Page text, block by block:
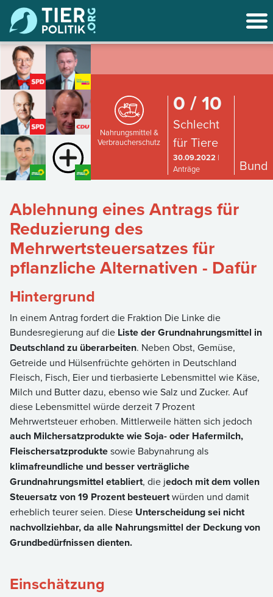
Nahrungsmittel &
Verbraucherschutz
0 / 10
Schlecht
für Tiere
30.09.2022 |
Anträge
Bund
Ablehnung eines Antrags für
Reduzierung des
Mehrwertsteuersatzes für
pflanzliche Alternativen - Dafür
Hintergrund
In einem Antrag fordert die Fraktion Die Linke die
Bundesregierung auf die Liste der Grundnahrungsmittel in
Deutschland zu überarbeiten. Neben Obst, Gemüse,
Getreide und Hülsenfrüchte gehörten in Deutschland
Fleisch, Fisch, Eier und tierbasierte Lebensmittel wie Käse,
Milch und Butter dazu, ebenso wie Salz und Zucker. Auf
diese Lebensmittel würde derzeit 7 Prozent
Mehrwertsteuer erhoben. Mittlerweile hätten sich jedoch
auch Milchersatzprodukte wie Soja- oder Hafermilch,
Fleischersatzproduktesowie Babynahrung als
klimafreundliche und besser verträgliche
Grundnahrungsmittel etabliert, die jedoch mit dem vollen
Steuersatz von 19 Prozent besteuertwürden und damit
erheblich teurer seien. Diese Unterscheidung sei nicht
nachvollziehbar, da alle Nahrungsmittel der Deckung von
Grundbedürfnissen dienten.
Einschätzung